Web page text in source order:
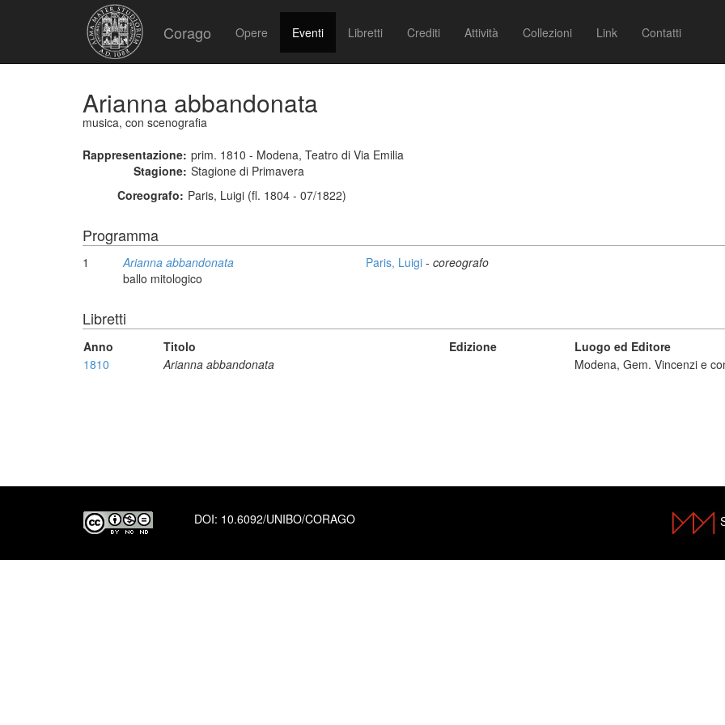
Corago Opere Eventi Libretti Crediti Attività Collezioni Link Contatti
Arianna abbandonata
musica, con scenografia
Rappresentazione: prim. 1810 - Modena, Teatro di Via Emilia
Stagione: Stagione di Primavera
Coreografo: Paris, Luigi (fl. 1804 - 07/1822)
Programma
1
Arianna abbandonata
ballo mitologico
Paris, Luigi - coreografo
Libretti
Anno Titolo Edizione
Luogo ed Editore
1810
Arianna abbandonata Modena, Gem. Vincenzi e
DOI: 10.6092/UNIBO/CORAGO